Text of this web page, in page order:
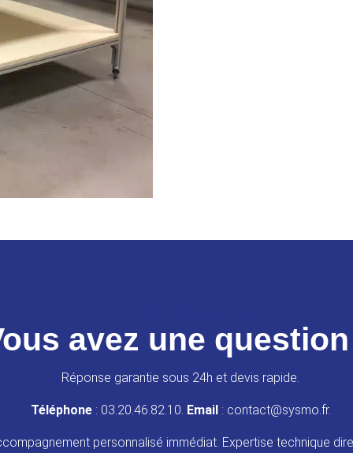
avez une
Réponse garantie sous 24h et devis rapide.
Téléphone: 03.20.46.82.10. Email: contact@sysmo.fr.
personnalisé immédiat. Expertise technique